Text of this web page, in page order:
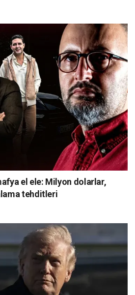
el ele: Milyon dolarlar,
tehditleri